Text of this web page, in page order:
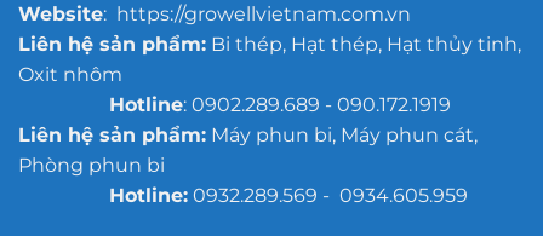
Website: https://growellvietnam.com.vn
Liên hệ sản phẩm:Bi thép, Hạt thép, Hạt thủy tinh,
Oxit nhôm
Hotline: 0902.289.689 - 090.172.1919
Liên hệ sản phẩm:Máy phun bi, Máy phun cát,
Phòng phun bi
Hotline:0932.289.569 - 0934.605.959